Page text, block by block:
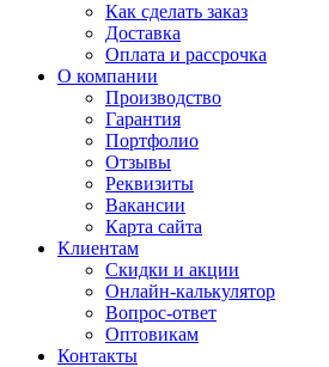
Как сделать заказ
Доставка
Оплата и рассрочка
О компании
Производство
Гарантия
Портфолио
Отзывы
Реквизиты
Вакансии
Карта сайта
Клиентам
Скидки и акции
Онлайн-калькулятор
Вопрос-ответ
Оптовикам
Контакты